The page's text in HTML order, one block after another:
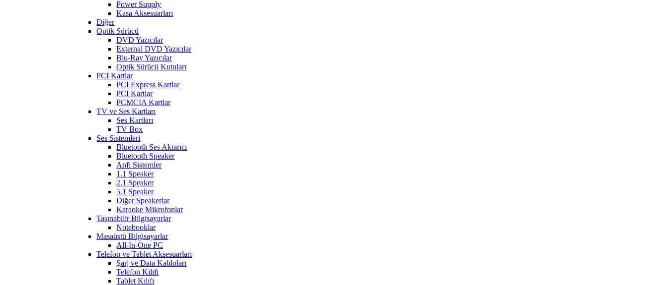
Power Supply
Kasa Aksesuarları
Diğer
Optik Sürücü
DVD Yazıcılar
External DVD Yazıcılar
Blu-Ray Yazıcılar
Optik Sürücü Kutuları
PCI Kartlar
PCI Express Kartlar
PCI Kartlar
PCMCIA Kartlar
TV ve Ses Kartları
Ses Kartları
TV Box
Ses Sistemleri
Bluetooth Ses Aktarıcı
Bluetooth Speaker
Anfi Sistemler
1.1 Speaker
2.1 Speaker
5.1 Speaker
Diğer Speakerlar
Karaoke Mikrofonlar
Taşınabilir Bilgisayarlar
Notebooklar
Masaüstü Bilgisayarlar
All-In-One PC
Telefon ve Tablet Aksesuarları
Şarj ve Data Kabloları
Telefon Kılıfı
Tablet Kılıfı